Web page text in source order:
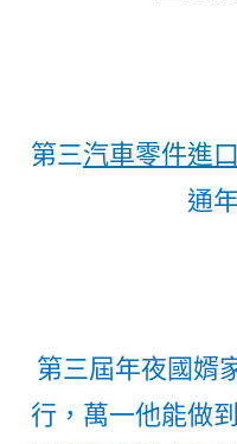
第三汽車零件進
通
第三屆年夜國婿
行，萬一他能做